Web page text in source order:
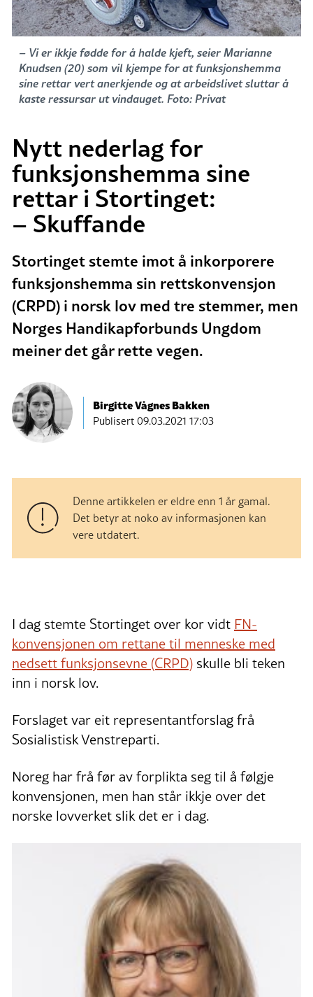
– Vi er ikkje fødde for å halde kjeft, seier Marianne
Knudsen (20) som vil kjempe for at funksjonshemma
sine rettar vert anerkjende og at arbeidslivet sluttar å
kaste ressursar ut vindauget. Foto: Privat
Nytt nederlag for
funksjonshemma sine
rettar i Stortinget:
– Skuffande
Stortinget stemte imot å inkorporere
funksjonshemma sin rettskonvensjon
(CRPD) i norsk lov med tre stemmer, men
Norges Handikapforbunds Ungdom
meiner det går rette vegen.
Birgitte Vågnes Bakken
Publisert09.03.2021 17:03
Denne artikkelen er eldre enn 1 år gamal.
Det betyr at noko av informasjonen kan
vere utdatert.
I dag stemte Stortinget over kor vidt FN-
konvensjonen om rettane til menneske med
nedsett funksjonsevne (CRPD) skulle bli teken
inn i norsk lov.
Forslaget var eit representantforslag frå
Sosialistisk Venstreparti.
Noreg har frå før av forplikta seg til å følgje
konvensjonen, men han står ikkje over det
norske lovverket slik det er i dag.